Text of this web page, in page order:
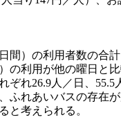
間）の利用者数の合
の利用が他の曜日と
ぞれ26.9人／日、
ふれあいバスの存在
と考えられる。